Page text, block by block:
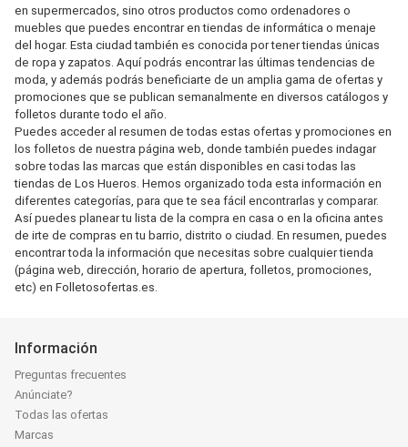
en supermercados, sino otros productos como ordenadores o
muebles que puedes encontrar en tiendas de informática o menaje
del hogar. Esta ciudad también es conocida por tener tiendas únicas
de ropa y zapatos. Aquí podrás encontrar las últimas tendencias de
moda, y además podrás beneficiarte de un amplia gama de ofertas y
promociones que se publican semanalmente en diversos catálogos y
folletos durante todo el año.
Puedes acceder al resumen de todas estas ofertas y promociones en
los folletos de nuestra página web, donde también puedes indagar
sobre todas las marcas que están disponibles en casi todas las
tiendas de Los Hueros. Hemos organizado toda esta información en
diferentes categorías, para que te sea fácil encontrarlas y comparar.
Así puedes planear tu lista de la compra en casa o en la oficina antes
de irte de compras en tu barrio, distrito o ciudad. En resumen, puedes
encontrar toda la información que necesitas sobre cualquier tienda
(página web, dirección, horario de apertura, folletos, promociones,
etc) en Folletosofertas.es.
Información
Preguntas frecuentes
Anúnciate?
Todas las ofertas
Marcas